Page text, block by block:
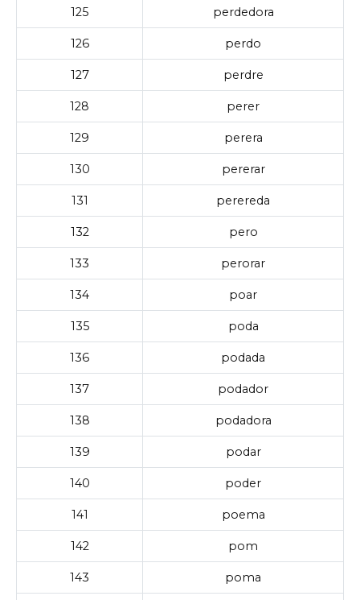
125 perdedora
126 perdo
127 perdre
128 perer
129 perera
130 pererar
131 perereda
132 pero
133 perorar
134 poar
135 poda
136 podada
137 podador
138 podadora
139 podar
140 poder
141 poema
142 pom
143 poma